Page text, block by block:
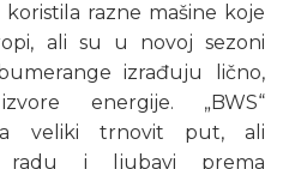
razne mašine koje
ali su u novoj sezoni
izrađuju lično,
energije. „BWS“
veliki trnovit put, ali
radu i ljubavi prema